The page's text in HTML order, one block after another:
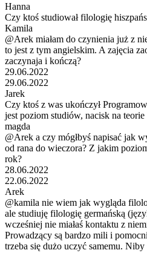
Hanna
Czy ktoś studiował filologię
Kamila
@Arek miałam do czynienia już z
to jest z tym angielskim. A zajęcia
zaczynaja i kończą?
29.06.2022
29.06.2022
Jarek
Czy ktoś z was ukończył
jest poziom studiów, nacisk na
magda
@Arek a czy mógłbyś napisać jak
od rana do wieczora? Z jakim
rok?
28.06.2022
22.06.2022
Arek
@kamila nie wiem jak wygląda
ale studiuję filologię germańską
wcześniej nie miałaś kontaktu z
Prowadzący są bardzo mili i
trzeba się dużo uczyć samemu.